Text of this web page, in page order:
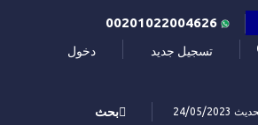
تسجيل جديد دخول
05/2023 بحث